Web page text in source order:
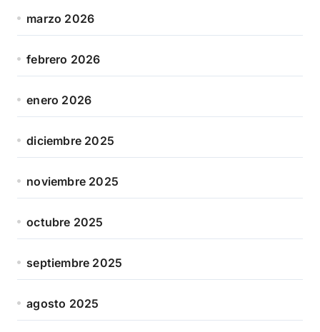
marzo 2026
febrero 2026
enero 2026
diciembre 2025
noviembre 2025
octubre 2025
septiembre 2025
agosto 2025